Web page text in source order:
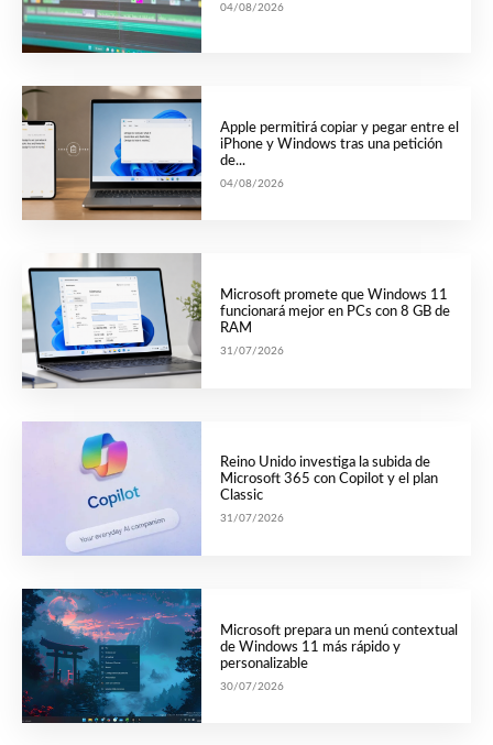
04/08/2026
Apple permitirá copiar y pegar entre el
iPhone y Windows tras una petición
de...
04/08/2026
Microsoft promete que Windows 11
funcionará mejor en PCs con 8 GB de
RAM
31/07/2026
Reino Unido investiga la subida de
Microsoft 365 con Copilot y el plan
Classic
31/07/2026
Microsoft prepara un menú contextual
de Windows 11 más rápido y
personalizable
30/07/2026